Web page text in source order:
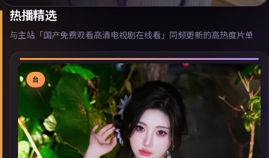
热播精选
与主站「国产免费观看高清电视剧在线看」同频更新的高热度片单
▶
台